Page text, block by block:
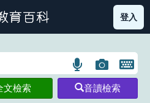
圖示 部首索引表圖示
登入
語
言
搜
圖
片
搜
開
鍵
文檢索 音讀檢索